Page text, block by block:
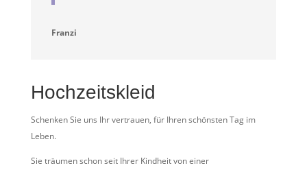
Franzi
Hochzeitskleid
Schenken Sie uns Ihr vertrauen, für Ihren schönsten Tag im
Leben.
Sie träumen schon seit Ihrer Kindheit von einer